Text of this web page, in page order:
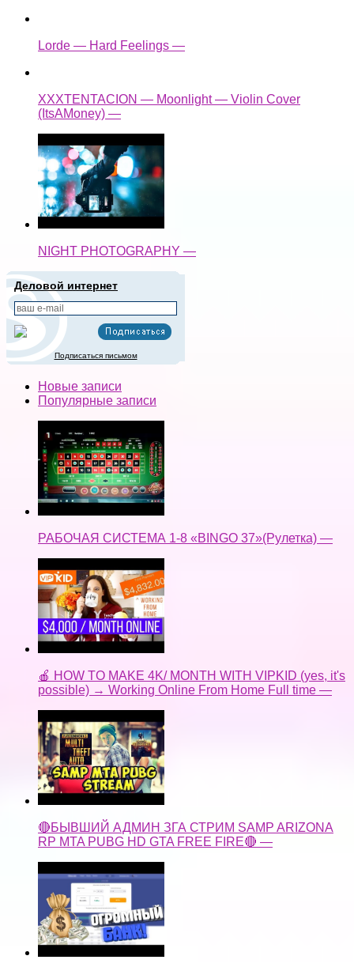
Lorde — Hard Feelings —
XXXTENTACION — Moonlight — Violin Cover
(ItsAMoney) —
NIGHT PHOTOGRAPHY —
Деловой интернет
Подписаться письмом
Новые записи
Популярные записи
РАБОЧАЯ СИСТЕМА 1-8 «BINGO 37»(Рулетка) —
🍎 HOW TO MAKE 4K/ MONTH WITH VIPKID (yes, it's
possible) → Working Online From Home Full time —
🔴БЫВШИЙ АДМИН ЗГА СТРИМ SAMP ARIZONA
RP MTA PUBG HD GTA FREE FIRE🔴 —